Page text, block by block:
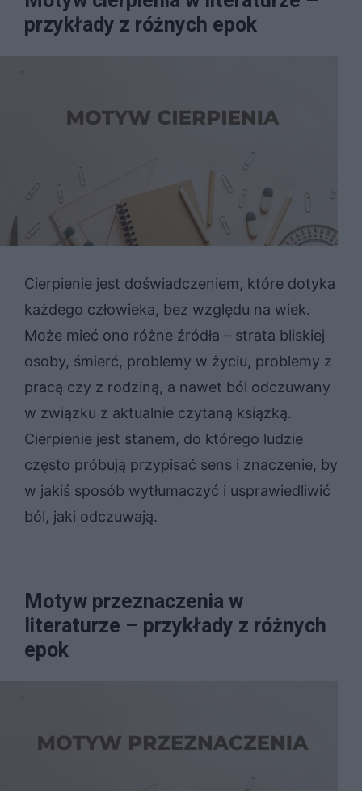
przykłady z różnych epok
Cierpienie jest doświadczeniem, które dotyka
każdego człowieka, bez względu na wiek.
Może mieć ono różne źródła – strata bliskiej
osoby, śmierć, problemy w życiu, problemy z
pracą czy z rodziną, a nawet ból odczuwany
w związku z aktualnie czytaną książką.
Cierpienie jest stanem, do którego ludzie
często próbują przypisać sens i znaczenie, by
w jakiś sposób wytłumaczyć i usprawiedliwić
ból, jaki odczuwają.
Motyw przeznaczenia w
literaturze – przykłady z różnych
epok